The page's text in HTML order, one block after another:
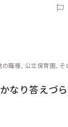
職種, 公立保育園, そ
なり答えづ